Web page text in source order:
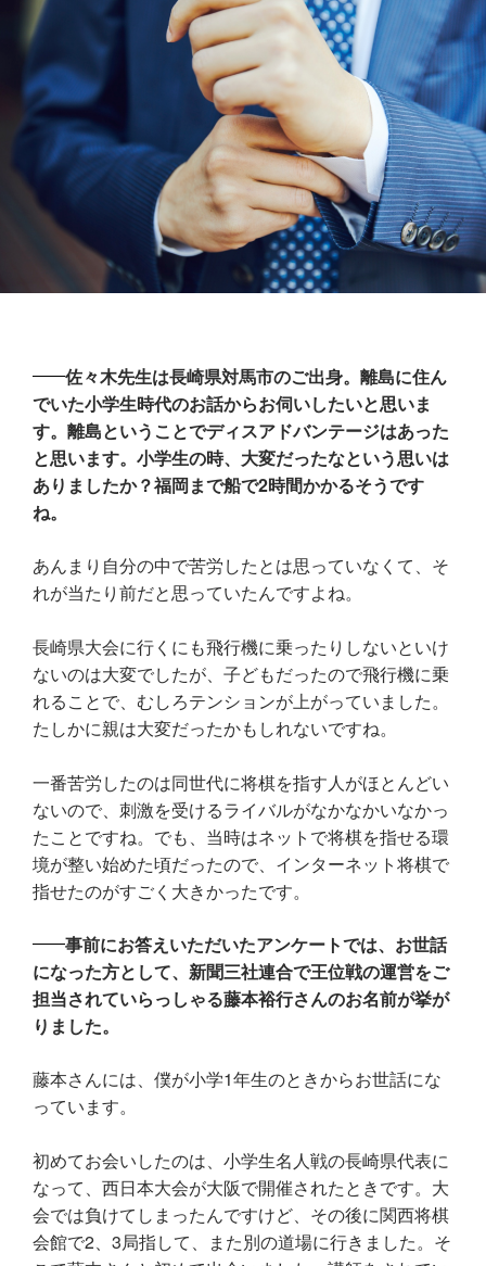
佐々木先生は長崎県対馬市のご出身。離島に住ん
でいた小学生時代のお話からお伺いしたいと思いま
す。離島ということでディスアドバンテージはあった
と思います。小学生の時、大変だったなという思いは
ありましたか？福岡まで船で2時間かかるそうです
ね。
あんまり自分の中で苦労したとは思っていなくて、そ
れが当たり前だと思っていたんですよね。
長崎県大会に行くにも飛行機に乗ったりしないといけ
ないのは大変でしたが、子どもだったので飛行機に乗
れることで、むしろテンションが上がっていました。
たしかに親は大変だったかもしれないですね。
一番苦労したのは同世代に将棋を指す人がほとんどい
ないので、刺激を受けるライバルがなかなかいなかっ
たことですね。でも、当時はネットで将棋を指せる環
境が整い始めた頃だったので、インターネット将棋で
指せたのがすごく大きかったです。
事前にお答えいただいたアンケートでは、お世話
になった方として、新聞三社連合で王位戦の運営をご
担当されていらっしゃる藤本裕行さんのお名前が挙が
りました。
藤本さんには、僕が小学1年生のときからお世話にな
っています。
初めてお会いしたのは、小学生名人戦の長崎県代表に
なって、西日本大会が大阪で開催されたときです。大
会では負けてしまったんですけど、その後に関西将棋
会館で2、3局指して、また別の道場に行きました。そ